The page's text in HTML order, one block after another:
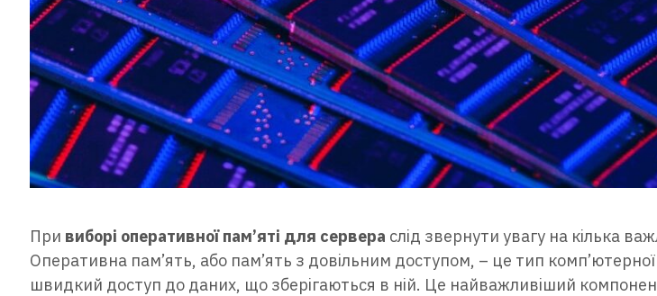
При виборі оперативної пам’яті для сервера слід звернути увагу на кілька
Оперативна пам’ять, або пам’ять з довільним доступом, – це тип комп’ютерної
швидкий доступ до даних, що зберігаються в ній. Це найважливіший